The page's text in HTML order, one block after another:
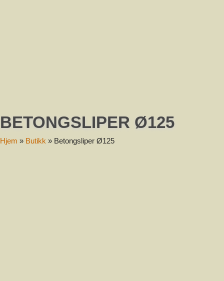
BETONGSLIPER Ø125
Hjem » Butikk » Betongsliper Ø125
Send